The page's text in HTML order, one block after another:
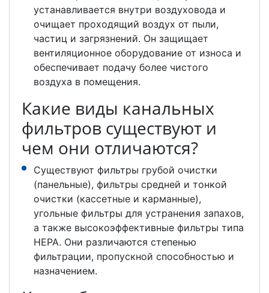
устанавливается внутри воздуховода и
очищает проходящий воздух от пыли,
частиц и загрязнений. Он защищает
вентиляционное оборудование от износа и
обеспечивает подачу более чистого
воздуха в помещения.
Какие виды канальных
фильтров существуют и
чем они отличаются?
Существуют фильтры грубой очистки
(панельные), фильтры средней и тонкой
очистки (кассетные и карманные),
угольные фильтры для устранения запахов,
а также высокоэффективные фильтры типа
HEPA. Они различаются степенью
фильтрации, пропускной способностью и
назначением.